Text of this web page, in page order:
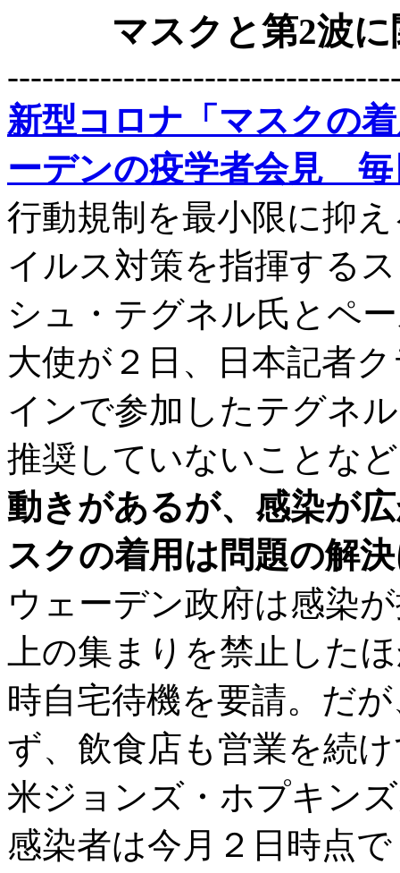
マスクと第2波
新型コロナ「マスクの
ーデンの疫学者会見 毎
行動規制を最小限に抑
イルス対策を指揮する
シュ・テグネル氏とペ
大使が２日、日本記者
インで参加したテグネ
推奨していないことな
動きがあるが、感染が
スクの着用は問題の解
ウェーデン政府は感染
上の集まりを禁止した
時自宅待機を要請。だ
ず、飲食店も営業を続
米ジョンズ・ホプキン
感染者は今月２日時点